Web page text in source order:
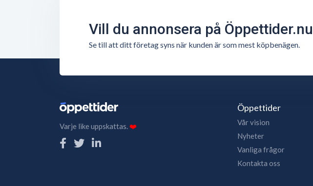
Vill du annonsera på
Se till att ditt företag syns när kunden är som mest köpbenägen.
Varje like uppskattas.❤️
Öppettider
Vår vision
Nyheter
Vanliga frågor
Kontakta oss